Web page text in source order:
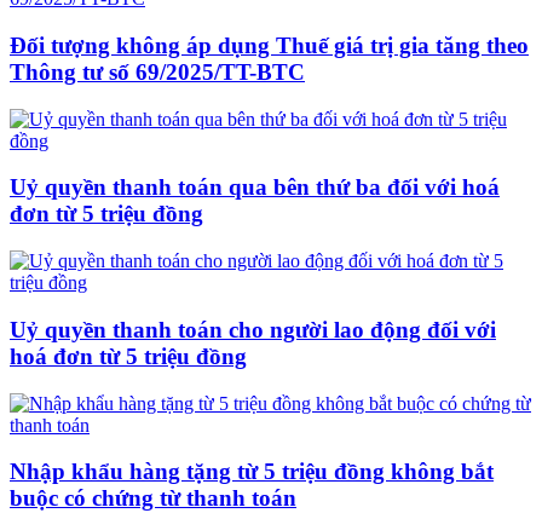
Đối tượng không áp dụng Thuế giá trị gia tăng theo
Thông tư số 69/2025/TT-BTC
Uỷ quyền thanh toán qua bên thứ ba đối với hoá
đơn từ 5 triệu đồng
Uỷ quyền thanh toán cho người lao động đối với
hoá đơn từ 5 triệu đồng
Nhập khẩu hàng tặng từ 5 triệu đồng không bắt
buộc có chứng từ thanh toán